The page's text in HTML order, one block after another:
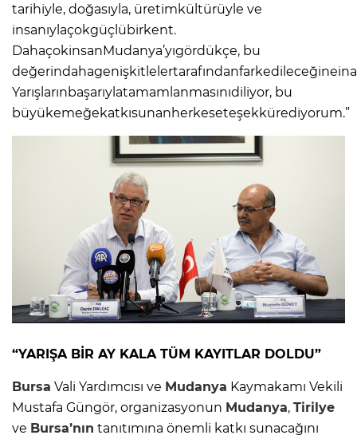
tarihiyle, doğasıyla, üretimkültürüyle ve
insanıylaçokgüçlübirkent.
DahaçokinsanMudanya’yıgördükçe, bu
Yarışlarınbaşarıylatamamlanmasınıdiliyor, bu
büyükemeğekatkısunanherkeseteşekkürediyorum.”
“YARIŞA BİR AY KALA TÜM KAYITLAR DOLDU”
Bursa Vali Yardımcısı ve Mudanya Kaymakamı Vekili
Mustafa Güngör, organizasyonun Mudanya, Tirilye
ve Bursa’nın tanıtımına önemli katkı sunacağını